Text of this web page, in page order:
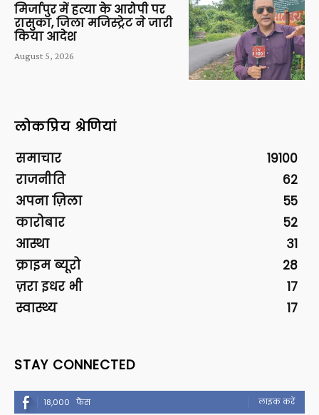
मिर्जापुर में हत्या के आरोपी पर
रासुका, जिला मजिस्ट्रेट ने जारी
किया आदेश
August 5, 2026
लोकप्रिय श्रेणियां
समाचार
19100
राजनीति
62
अपना ज़िला
55
कारोबार
52
आस्था
31
क्राइम ब्यूरो
28
ज़रा इधर भी
17
स्वास्थ्य
17
STAY CONNECTED
18,000 फैंस लाइक करें